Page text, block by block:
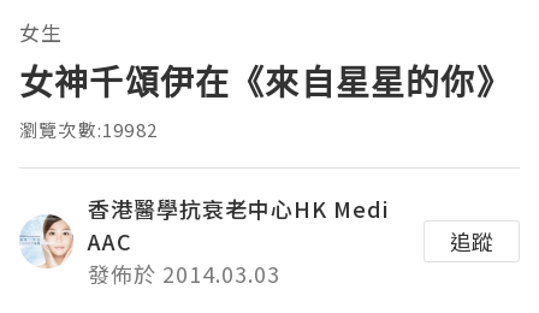
女生
女神千頌伊在《來自星星的你》
瀏覽次數:19982
香港醫學抗衰老中心HK Medi
AAC
發佈於 2014.03.03
追蹤